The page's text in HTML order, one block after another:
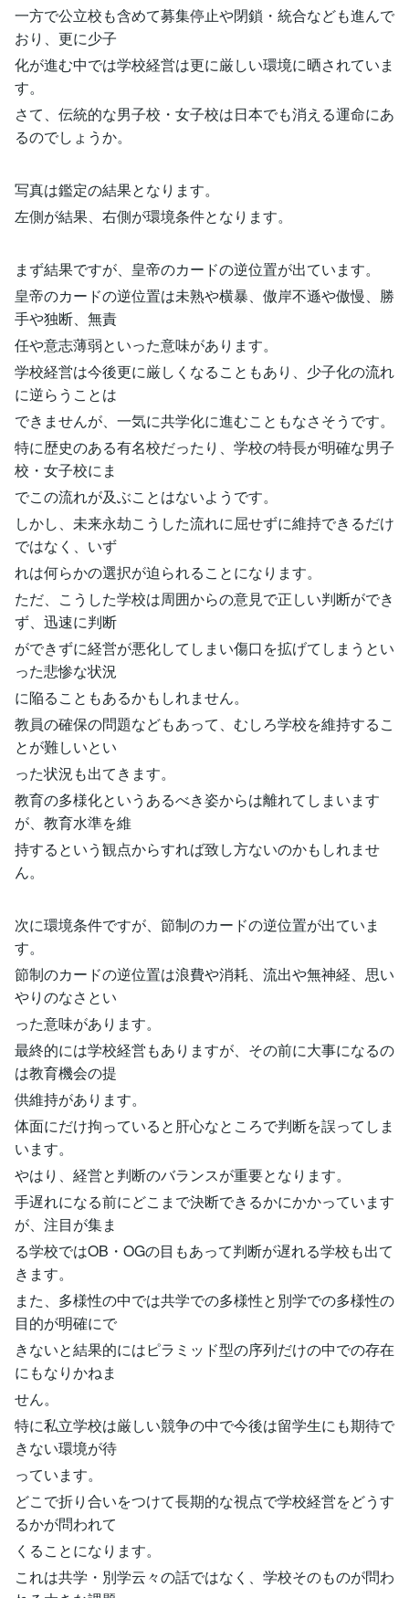
一方で公立校も含めて募集停止や閉鎖・統合なども進んで
おり、更に少子
化が進む中では学校経営は更に厳しい環境に晒されていま
す。
さて、伝統的な男子校・女子校は日本でも消える運命にあ
るのでしょうか。
写真は鑑定の結果となります。
左側が結果、右側が環境条件となります。
まず結果ですが、皇帝のカードの逆位置が出ています。
皇帝のカードの逆位置は未熟や横暴、傲岸不遜や傲慢、勝
手や独断、無責
任や意志薄弱といった意味があります。
学校経営は今後更に厳しくなることもあり、少子化の流れ
に逆らうことは
できませんが、一気に共学化に進むこともなさそうです。
特に歴史のある有名校だったり、学校の特長が明確な男子
校・女子校にま
でこの流れが及ぶことはないようです。
しかし、未来永劫こうした流れに屈せずに維持できるだけ
ではなく、いず
れは何らかの選択が迫られることになります。
ただ、こうした学校は周囲からの意見で正しい判断ができ
ず、迅速に判断
ができずに経営が悪化してしまい傷口を拡げてしまうとい
った悲惨な状況
に陥ることもあるかもしれません。
教員の確保の問題などもあって、むしろ学校を維持するこ
とが難しいとい
った状況も出てきます。
教育の多様化というあるべき姿からは離れてしまいます
が、教育水準を維
持するという観点からすれば致し方ないのかもしれませ
ん。
次に環境条件ですが、節制のカードの逆位置が出ていま
す。
節制のカードの逆位置は浪費や消耗、流出や無神経、思い
やりのなさとい
った意味があります。
最終的には学校経営もありますが、その前に大事になるの
は教育機会の提
供維持があります。
体面にだけ拘っていると肝心なところで判断を誤ってしま
います。
やはり、経営と判断のバランスが重要となります。
手遅れになる前にどこまで決断できるかにかかっています
が、注目が集ま
る学校ではOB・OGの目もあって判断が遅れる学校も出て
きます。
また、多様性の中では共学での多様性と別学での多様性の
目的が明確にで
きないと結果的にはピラミッド型の序列だけの中での存在
にもなりかねま
せん。
特に私立学校は厳しい競争の中で今後は留学生にも期待で
きない環境が待
っています。
どこで折り合いをつけて長期的な視点で学校経営をどうす
るかが問われて
くることになります。
これは共学・別学云々の話ではなく、学校そのものが問わ